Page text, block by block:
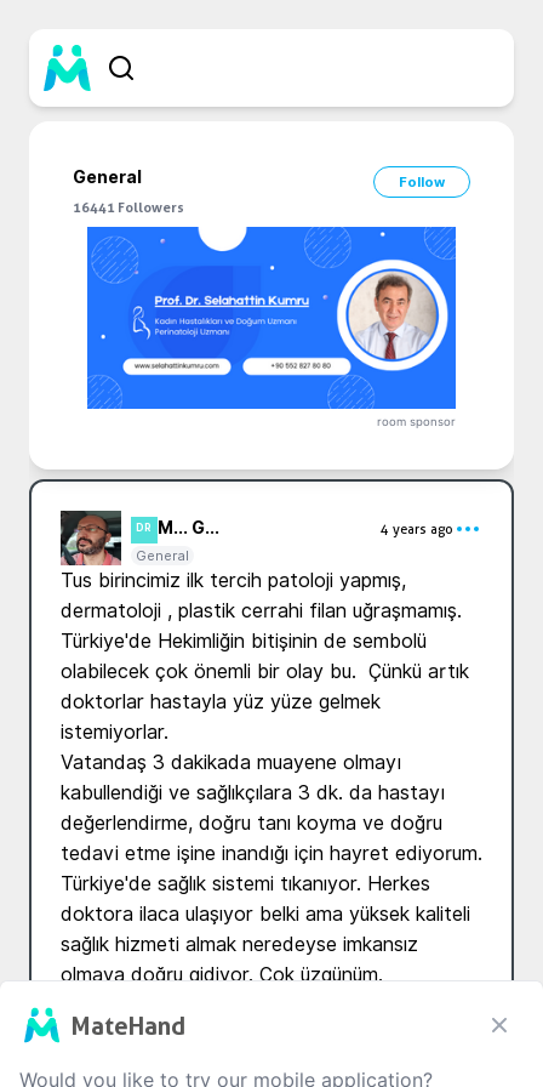
General
Follow
16441 Followers
room sponsor
DR M... G...
4 years ago
General
Tus birincimiz ilk tercih patoloji yapmış,
dermatoloji , plastik cerrahi filan uğraşmamış.
Türkiye'de Hekimliğin bitişinin de sembolü
olabilecek çok önemli bir olay bu.  Çünkü artık
doktorlar hastayla yüz yüze gelmek
istemiyorlar.
Vatandaş 3 dakikada muayene olmayı
kabullendiği ve sağlıkçılara 3 dk. da hastayı
değerlendirme, doğru tanı koyma ve doğru
tedavi etme işine inandığı için hayret ediyorum.
Türkiye'de sağlık sistemi tıkanıyor. Herkes
doktora ilaca ulaşıyor belki ama yüksek kaliteli
sağlık hizmeti almak neredeyse imkansız
olmaya doğru gidiyor. Çok üzgünüm.
Translate
12 0 2
MateHand
Would you like to try our mobile application?